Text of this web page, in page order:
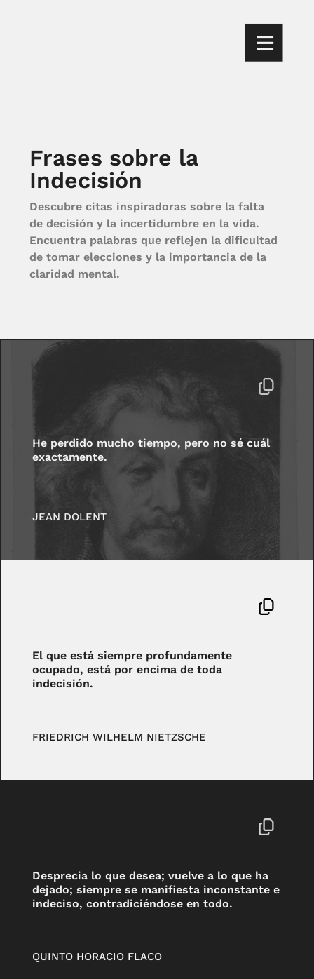
Frases sobre la
Indecisión
Descubre citas inspiradoras sobre la falta
de decisión y la incertidumbre en la vida.
Encuentra palabras que reflejen la dificultad
de tomar elecciones y la importancia de la
claridad mental.
He perdido mucho tiempo, pero no sé cuál
exactamente.
JEAN DOLENT
El que está siempre profundamente
ocupado, está por encima de toda
indecisión.
FRIEDRICH WILHELM NIETZSCHE
Desprecia lo que desea; vuelve a lo que ha
dejado; siempre se manifiesta inconstante e
indeciso, contradiciéndose en todo.
QUINTO HORACIO FLACO